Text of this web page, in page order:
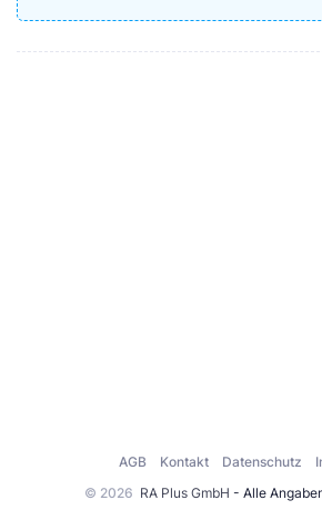
© 2026 RA Plus GmbH - Alle
AGB Kontakt Datenschutz